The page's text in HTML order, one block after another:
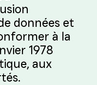
données et
à la
1978
aux